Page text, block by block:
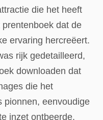
die het heeft
dat de
ervaring hercreëert.
rijk gedetailleerd,
downloaden dat
die het
pionnen, eenvoudige
inzet ontbeerde.